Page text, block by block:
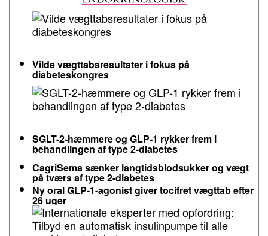
Vilde vægttabsresultater i fokus på
diabeteskongres
SGLT-2-hæmmere og GLP-1 rykker frem i
behandlingen af type 2-diabetes
CagriSema sænker langtidsblodsukker og vægt
på tværs af type 2-diabetes
Ny oral GLP-1-agonist giver tocifret vægttab efter
26 uger